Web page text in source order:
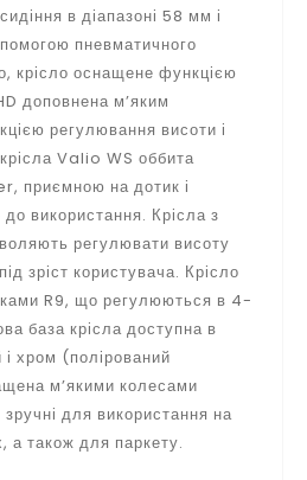
в діапазоні 58 мм і
пневматичного
крісло оснащене функцією
доповнена м’яким
регулювання висоти і
Valio WS оббита
приємною на дотик і
використання. Крісла з
регулювати висоту
зріст користувача. Крісло
R9, що регулюються в 4-
база крісла доступна в
хром (полірований
м’якими колесами
для використання на
а також для паркету.